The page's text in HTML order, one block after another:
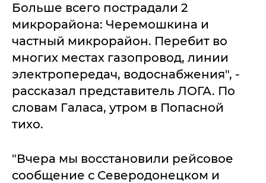
Больше всего пострадали 2
микрорайона: Черемошкина и
частный микрорайон. Перебит во
многих местах газопровод, линии
электропередач, водоснабжения", -
рассказал представитель ЛОГА. По
словам Галаса, утром в Попасной
тихо.
"Вчера мы восстановили рейсовое
сообщение с Северодонецком и